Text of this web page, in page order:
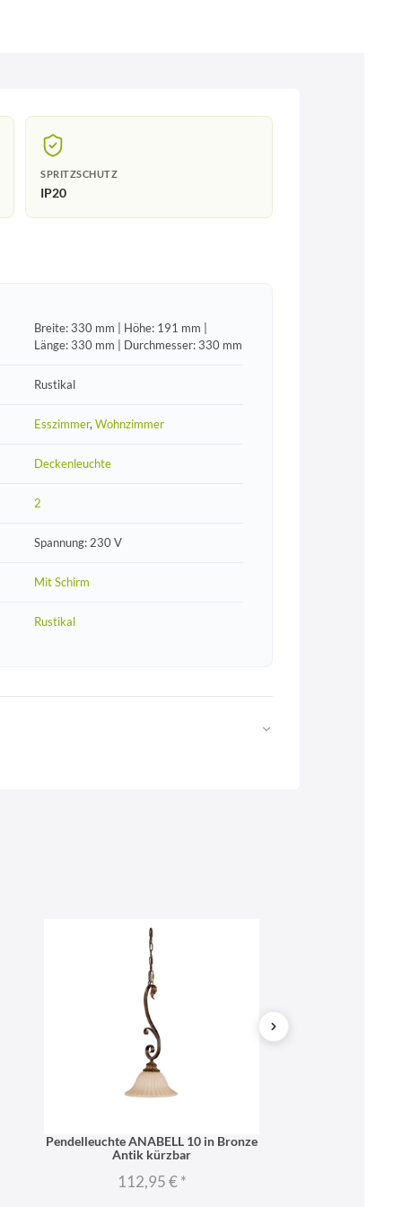
SPRITZSCHUTZ
IP20
Breite: 330 mm | Höhe: 191 mm |
Länge: 330 mm | Durchmesser: 330 mm
Rustikal
Esszimmer, Wohnzimmer
Deckenleuchte
2
Spannung: 230 V
Mit Schirm
Rustikal
Pendelleuchte ANABELL 10 in Bronze
Antik kürzbar
112,95 €*